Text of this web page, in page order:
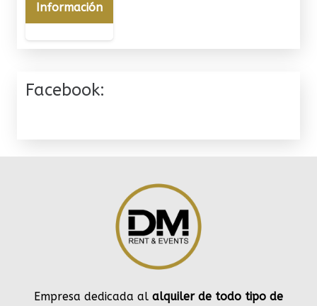
Información
Facebook:
Empresa dedicada al alquiler de todo tipo de